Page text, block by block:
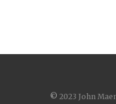
© 2023 John